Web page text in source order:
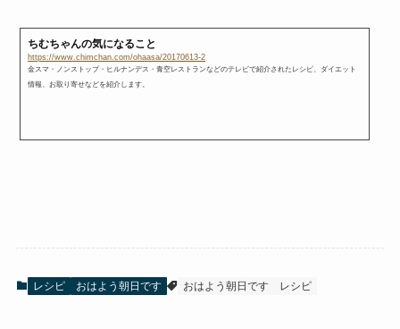
ちむちゃんの気になること
https://www.chimchan.com/ohaasa/20170613-2
金スマ・ノンストップ・ヒルナンデス・青空レストランなどのテレビで紹介されたレシピ、ダイエット
情報、お取り寄せなどを紹介します。
レシピ おはよう朝日です おはよう朝日です レシピ